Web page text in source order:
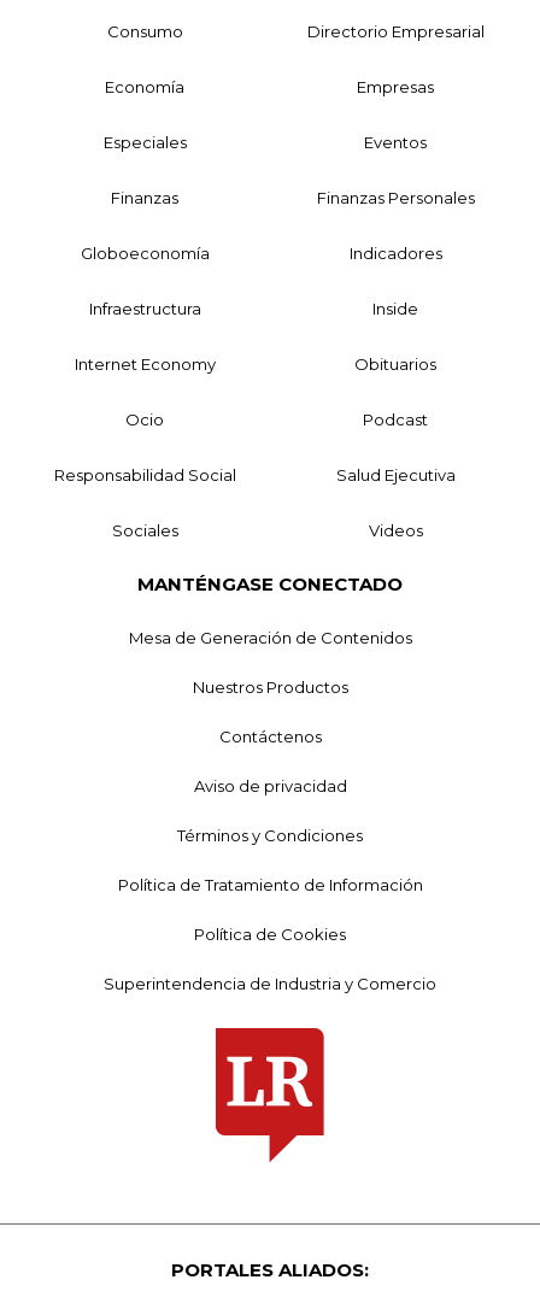
Consumo Directorio Empresarial
Economía Empresas
Especiales Eventos
Finanzas Finanzas Personales
Globoeconomía Indicadores
Infraestructura Inside
Internet Economy Obituarios
Ocio Podcast
Responsabilidad Social Salud Ejecutiva
Sociales Videos
MANTÉNGASE CONECTADO
Mesa de Generación de Contenidos
Nuestros Productos
Contáctenos
Aviso de privacidad
Términos y Condiciones
Política de Tratamiento de Información
Política de Cookies
Superintendencia de Industria y Comercio
PORTALES ALIADOS: